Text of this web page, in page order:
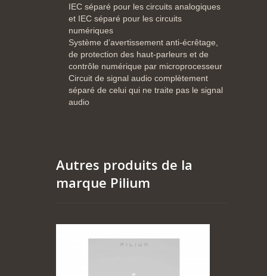
IEC séparé pour les circuits analogiques
et IEC séparé pour les circuits
numériques
Système d’avertissement anti-écrêtage,
de protection des haut-parleurs et de
contrôle numérique par microprocesseur
Circuit de signal audio complètement
séparé de celui qui ne traite pas le signal
audio
Autres produits de la
marque Pilium